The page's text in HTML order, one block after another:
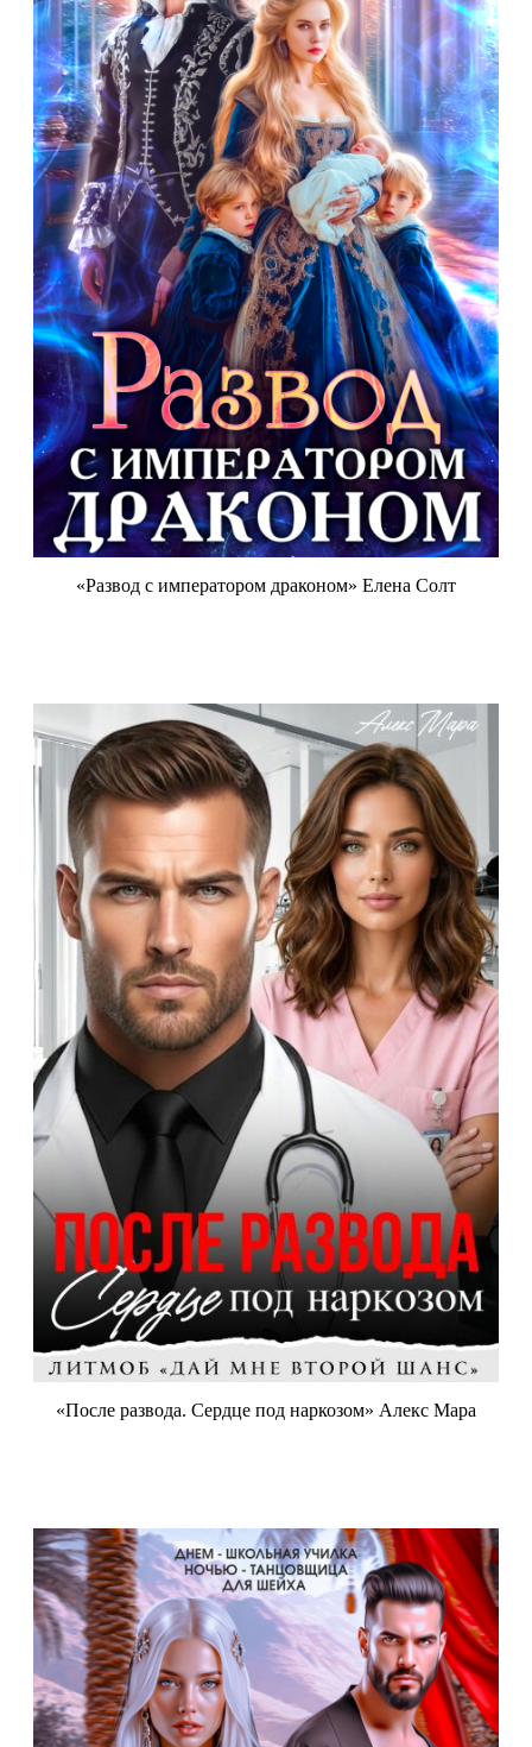
«Развод с императором драконом» Елена Солт
«После развода. Сердце под наркозом» Алекс Мара